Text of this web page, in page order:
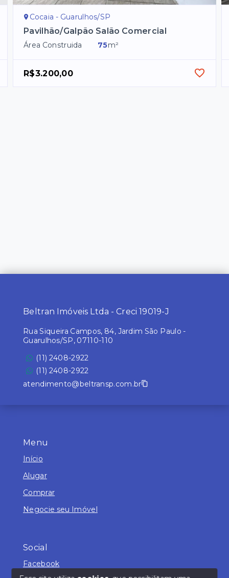
Cocaia - Guarulhos/SP
Pavilhão/Galpão Salão Comercial
Área Construida 75m²
R$3.200,00
Menu
Início
Alugar
Comprar
Negocie seu Imóvel
Social
Facebook
Beltran Imóveis Ltda - Creci 19019-J
Rua Siqueira Campos, 84, Jardim São Paulo -
Guarulhos/SP, 07110-110
(11) 2408-2922
(11) 2408-2922
atendimento@beltransp.com.br